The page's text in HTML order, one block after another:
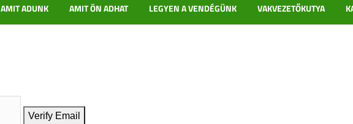
AMIT ADUNK AMIT ÖN ADHAT LEGYEN A VENDÉGÜNK VAKVEZETŐKUTYA